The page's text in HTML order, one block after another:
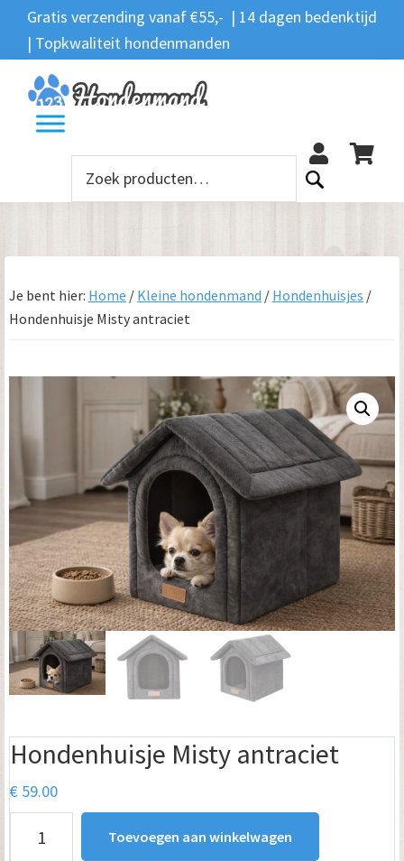
Spring
naar
de
hoofdnavigatie
Door
naar
de
hoofd
inhoud
Spring
naar
de
voettekst
Gratis verzending vanaf €55,- | 14 dagen bedenktijd
| Topkwaliteit hondenmanden
Zoeken
Zoeken
naar:
Je bent hier: Home / Kleine hondenmand / Hondenhuisjes /
Hondenhuisje Misty antraciet
Hondenhuisje Misty antraciet
€ 59.00
Misty
Toevoegen aan winkelwagen